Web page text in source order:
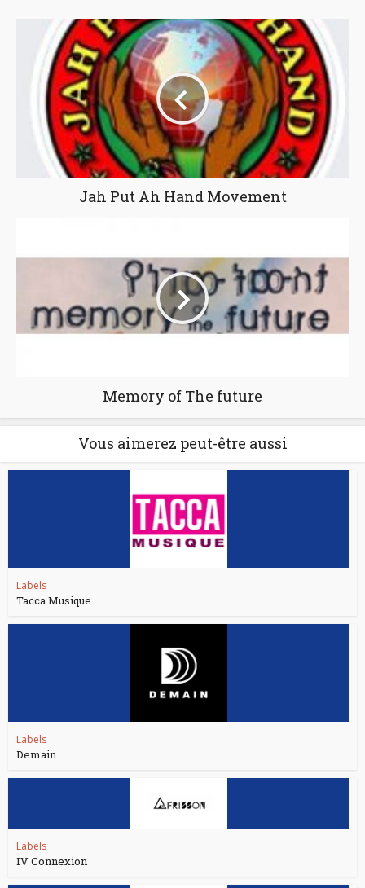
Jah Put Ah Hand Movement
Memory of The future
Vous aimerez peut-être aussi
Labels
Tacca Musique
Labels
Demain
Labels
IV Connexion